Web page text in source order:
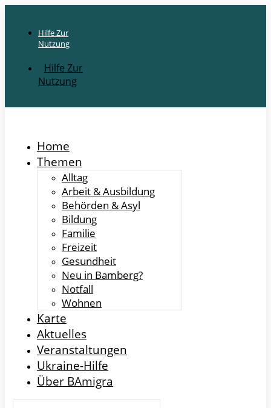
Hilfe Zur
Nutzung
Hilfe Zur
Nutzung
Home
Themen
Alltag
Arbeit & Ausbildung
Behörden & Asyl
Bildung
Familie
Freizeit
Gesundheit
Neu in Bamberg?
Notfall
Wohnen
Karte
Aktuelles
Veranstaltungen
Ukraine-Hilfe
Über BAmigra